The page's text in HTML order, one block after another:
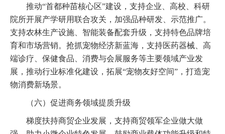
推动“首都种苗核心区”建设，支持企业、高校、科研
院所开展产学研用联合攻关，加强品种研发、示范推广。
支持农林生产设施、智能装备配套升级，支持特色品牌培
育和市场营销。抢抓宠物经济新蓝海，支持医药器械、高
端诊疗、保健食品、消费与会展服务等主要领域产业发
展，推动行业标准化建设，拓展“宠物友好空间”，打造宠
物消费新场景。
（六）促进商务领域提质升级
梯度扶持商贸企业发展，支持商贸领军企业做大做